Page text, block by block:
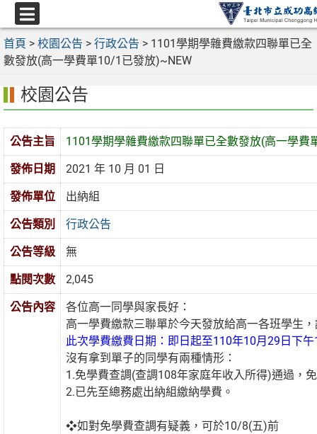
至
主
要
區
選
單
首頁 > 校園公告 > 行政公告 > 1101學期學雜費繳款四聯單已全
數發放(高一學費單10/1已發放)~NEW
校園公告
公告主旨 1101學期學雜費繳款四聯單已全數發放(高一學費
發佈日期 2021 年 10 月 01 日
發佈單位 出納組
公告類別 行政公告
公告等級 無
點閱次數 2,045
公告內容
各位高一同學與家長好：
高一學費繳款三聯單於今天發放給高一各班學生
此次學費繳費日期：即日起至110年10月29日下
沒有拿到單子的同學有兩種情形：
1.免學費查調(查調108年家庭年收入所得)通過，
2.已先至總務處出納組繳納學費。
❖如對免學費查調有疑義，可於10/8(五)前